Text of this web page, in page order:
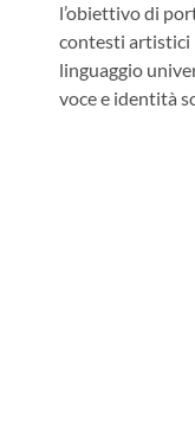
l’obiettivo di
contesti artistici
linguaggio
voce e identità